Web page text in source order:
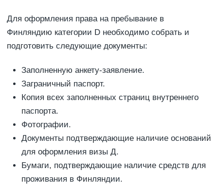
Для оформления права на пребывание в
Финляндию категории D необходимо собрать и
подготовить следующие документы:
Заполненную анкету-заявление.
Заграничный паспорт.
Копия всех заполненных страниц внутреннего
паспорта.
Фотографии.
Документы подтверждающие наличие оснований
для оформления визы Д.
Бумаги, подтверждающие наличие средств для
проживания в Финляндии.